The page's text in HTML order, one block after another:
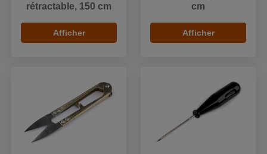
rétractable, 150 cm
Afficher
cm
Afficher